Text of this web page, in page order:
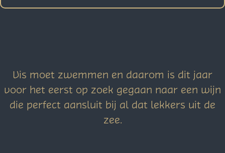
Vis moet zwemmen en daarom is dit jaar
voor het eerst op zoek gegaan naar een wijn
die perfect aansluit bij al dat lekkers uit de
zee.